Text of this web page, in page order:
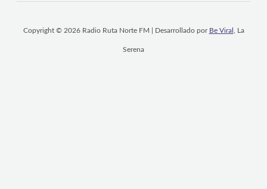
Copyright © 2026 Radio Ruta Norte FM | Desarrollado por Be Viral , La
Serena